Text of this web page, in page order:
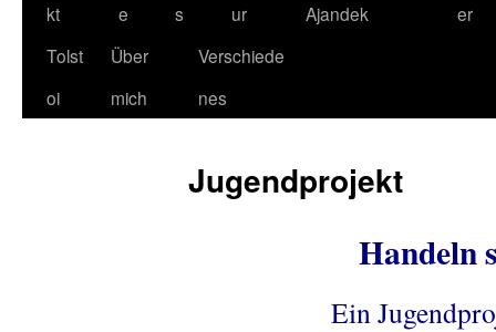
kt
e
s
ur
Ajandek
er
Tolst
oi
Über
mich
Verschiede
nes
Jugendprojekt
Handeln
Ein